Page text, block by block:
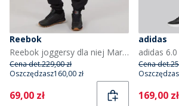
Reebok
Reebok joggersy dla niej Marki Identity Energy kolor Czarny
Cena det.229,00 zł
Oszczędzasz160,00 zł
Current
69,00 zł
adidas
Cena det.
Current
169,00 zł